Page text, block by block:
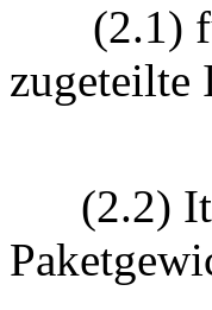
(2.1) für
(2.2)